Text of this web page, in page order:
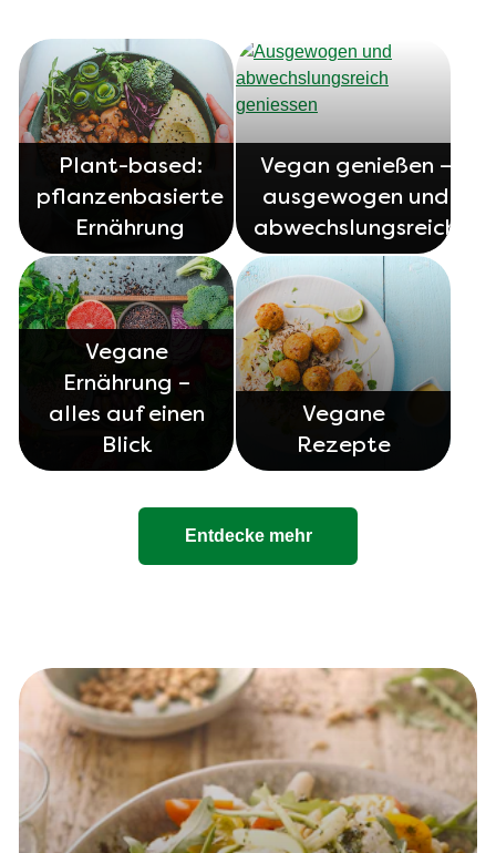
Plant-based:
pflanzenbasierte
Ernährung
Vegan genießen –
ausgewogen und
abwechslungsreich
Vegane
Ernährung –
alles auf einen
Blick
Vegane
Rezepte
Entdecke mehr